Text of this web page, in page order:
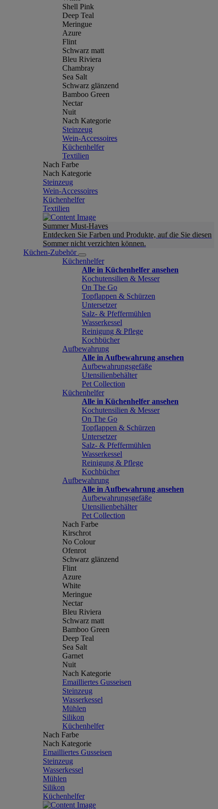
Shell Pink
Deep Teal
Meringue
Azure
Flint
Schwarz matt
Bleu Riviera
Chambray
Sea Salt
Schwarz glänzend
Bamboo Green
Nectar
Nuit
Nach Kategorie
Steinzeug
Wein-Accessoires
Küchenhelfer
Textilien
Nach Farbe
Nach Kategorie
Steinzeug
Wein-Accessoires
Küchenhelfer
Textilien
Summer Must-Haves
Entdecken Sie Farben und Produkte, auf die Sie diesen
Sommer nicht verzichten können.
Küchen-Zubehör
Küchenhelfer
Alle in Küchenhelfer ansehen
Kochutensilien & Messer
On The Go
Topflappen & Schürzen
Untersetzer
Salz- & Pfeffermühlen
Wasserkessel
Reinigung & Pflege
Kochbücher
Aufbewahrung
Alle in Aufbewahrung ansehen
Aufbewahrungsgefäße
Utensilienbehälter
Pet Collection
Küchenhelfer
Alle in Küchenhelfer ansehen
Kochutensilien & Messer
On The Go
Topflappen & Schürzen
Untersetzer
Salz- & Pfeffermühlen
Wasserkessel
Reinigung & Pflege
Kochbücher
Aufbewahrung
Alle in Aufbewahrung ansehen
Aufbewahrungsgefäße
Utensilienbehälter
Pet Collection
Nach Farbe
Kirschrot
No Colour
Ofenrot
Schwarz glänzend
Flint
Azure
White
Meringue
Nectar
Bleu Riviera
Schwarz matt
Bamboo Green
Deep Teal
Sea Salt
Garnet
Nuit
Nach Kategorie
Emailliertes Gusseisen
Steinzeug
Wasserkessel
Mühlen
Silikon
Küchenhelfer
Nach Farbe
Nach Kategorie
Emailliertes Gusseisen
Steinzeug
Wasserkessel
Mühlen
Silikon
Küchenhelfer